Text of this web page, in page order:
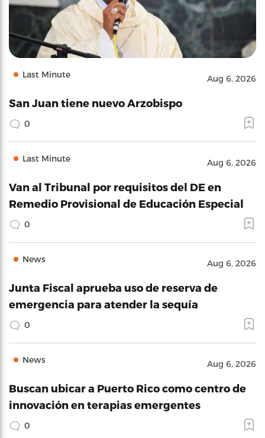
Last Minute Aug 6, 2026
San Juan tiene nuevo Arzobispo
0
Last Minute Aug 6, 2026
Van al Tribunal por requisitos del DE en
Remedio Provisional de Educación Especial
0
News Aug 6, 2026
Junta Fiscal aprueba uso de reserva de
emergencia para atender la sequía
0
News Aug 6, 2026
Buscan ubicar a Puerto Rico como centro de
innovación en terapias emergentes
0